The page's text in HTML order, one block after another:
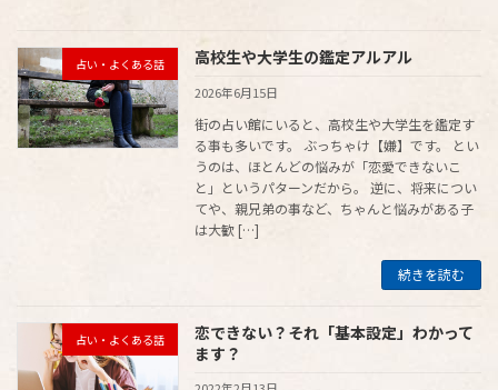
占い・よくある話 高校生や大学生の鑑定アルアル
2026年6月15日
街の占い館にいると、高校生や大学生を鑑定す
る事も多いです。 ぶっちゃけ【嫌】です。 とい
うのは、ほとんどの悩みが「恋愛できないこ
と」というパターンだから。 逆に、将来につい
てや、親兄弟の事など、ちゃんと悩みがある子
は大歓 […]
続きを読む
占い・よくある話
恋できない？それ「基本設定」わかって
ます？